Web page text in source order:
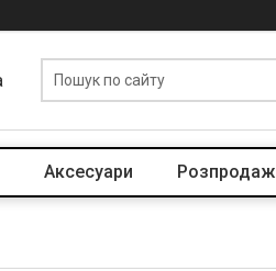
Аксесуари Розпродаж